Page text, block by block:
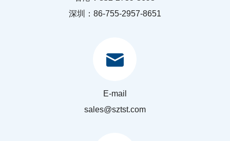
深圳：86-755-2957-8651
E-mail
sales@sztst.com